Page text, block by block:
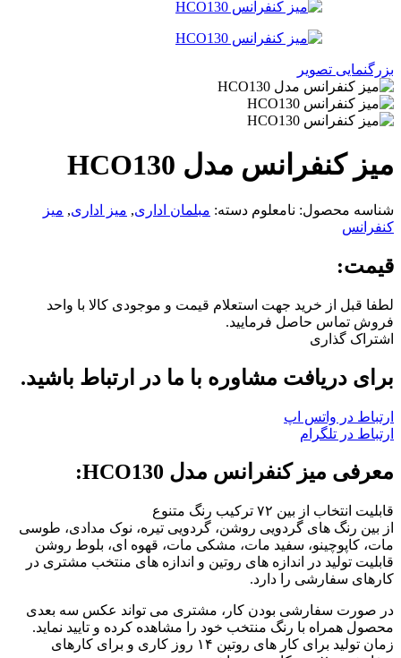
بزرگنمایی تصویر
میز کنفرانس مدل HCO130
شناسه محصول: نامعلوم دسته: مبلمان اداری, میز اداری, میز
کنفرانس
قیمت:
لطفا قبل از خرید جهت استعلام قیمت و موجودی کالا با واحد
فروش تماس حاصل فرمایید.
اشتراک گذاری
برای دریافت مشاوره با ما در ارتباط باشید.
ارتباط در واتس اپ
ارتباط در تلگرام
معرفی میز کنفرانس مدل HCO130:
قابلیت انتخاب از بین ۷۲ ترکیب رنگ متنوع
از بین رنگ های گردویی روشن، گردویی تیره، نوک مدادی، طوسی
مات، کاپوچینو، سفید مات، مشکی مات، قهوه ای، بلوط روشن
قابلیت تولید در اندازه‌ های روتین و اندازه های منتخب مشتری در
کارهای سفارشی را دارد.
در صورت سفارشی بودن کار، مشتری می تواند عکس سه بعدی
محصول همراه با رنگ منتخب خود را مشاهده کرده و تایید نماید.
زمان تولید برای کار های روتین ۱۴ روز کاری و برای کارهای